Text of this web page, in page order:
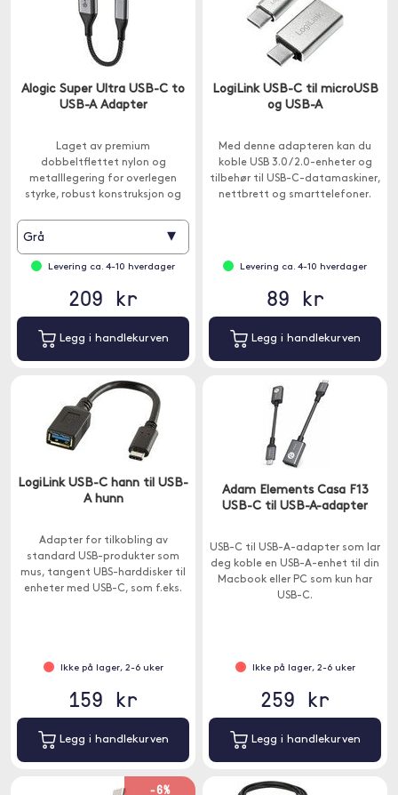
Alogic Super Ultra USB-C to
USB-A Adapter
Laget av premium
dobbeltflettet nylon og
metalllegering for overlegen
styrke, robust konstruksjon og
Grå ▾
Levering ca. 4-10 hverdager
209 kr
Legg i handlekurven
LogiLink USB-C til microUSB
og USB-A
Med denne adapteren kan du
koble USB 3.0 / 2.0-enheter og
tilbehør til USB-C-datamaskiner,
nettbrett og smarttelefoner.
Levering ca. 4-10 hverdager
89 kr
Legg i handlekurven
LogiLink USB-C hann til USB-
A hunn
Adapter for tilkobling av
standard USB-produkter som
mus, tangent UBS-harddisker til
enheter med USB-C, som f.eks.
Ikke på lager, 2-6 uker
159 kr
Legg i handlekurven
Adam Elements Casa F13
USB-C til USB-A-adapter
USB-C til USB-A-adapter som lar
deg koble en USB-A-enhet til din
Macbook eller PC som kun har
USB-C.
Ikke på lager, 2-6 uker
259 kr
Legg i handlekurven
-6%